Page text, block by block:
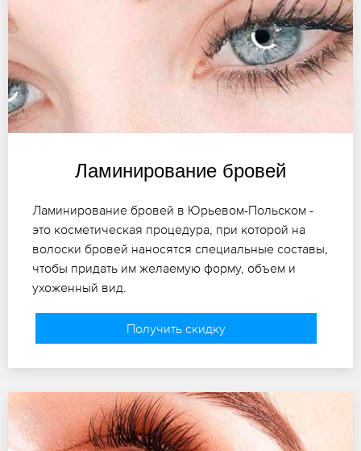
Ламинирование бровей
Ламинирование бровей в Юрьевом-Польском -
это косметическая процедура, при которой на
волоски бровей наносятся специальные составы,
чтобы придать им желаемую форму, объем и
ухоженный вид.
Получить скидку